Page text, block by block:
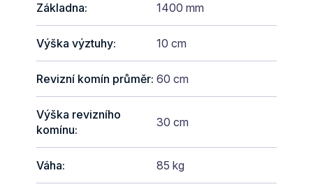
Základna: 1400 mm
Výška výztuhy: 10 cm
Revizní komín průměr: 60 cm
Výška revizního
komínu:
30 cm
Váha: 85 kg